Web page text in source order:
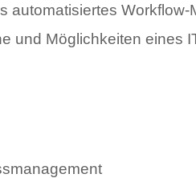
automatisiertes Workflow-
und Möglichkeiten eines